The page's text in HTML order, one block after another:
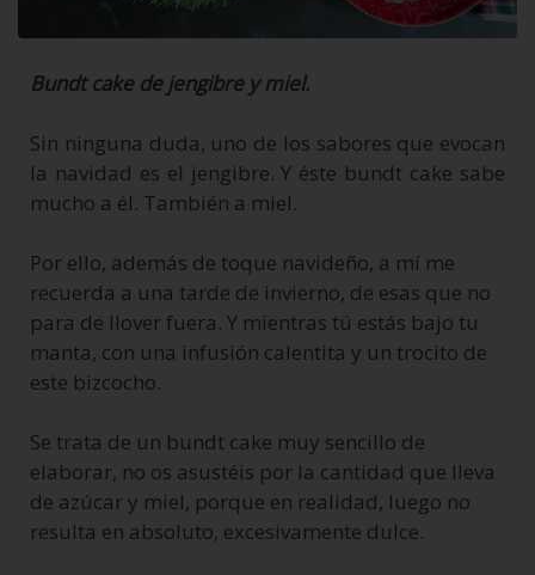
Bundt cake de jengibre y miel.
Sin ninguna duda, uno de los sabores que evocan
la navidad es el jengibre. Y éste bundt cake sabe
mucho a él. También a miel.
Por ello, además de toque navideño, a mí me
recuerda a una tarde de invierno, de esas que no
para de llover fuera. Y mientras tú estás bajo tu
manta, con una infusión calentita y un trocito de
este bizcocho.
Se trata de un bundt cake muy sencillo de
elaborar, no os asustéis por la cantidad que lleva
de azúcar y miel, porque en realidad, luego no
resulta en absoluto, excesivamente dulce.